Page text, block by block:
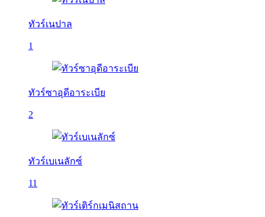
ทัวร์เนปาล
1
ทัวร์ซาอุดีอาระเบีย
2
ทัวร์เบเนลักซ์
11